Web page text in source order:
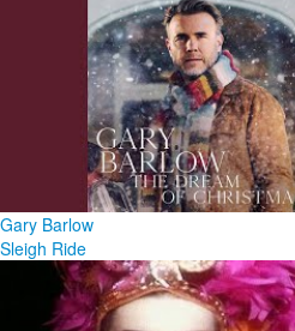
Gary Barlow
Sleigh Ride